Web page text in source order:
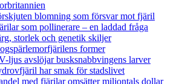
blomning som försvar mot fjäril
som pollinerare – en laddad fråga
storlek och genetik skiljer
former
ljus avslöjar busksnabbvingens larver
har smak för stadslivet
med fjärilar omsätter miljontals dollar